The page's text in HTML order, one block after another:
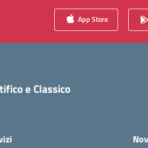
App Store
e Classico